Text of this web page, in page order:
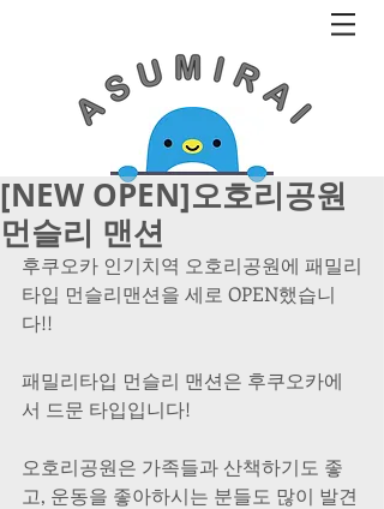
[NEW OPEN]오호리공원
먼슬리 맨션
후쿠오카 인기치역 오호리공원에 패밀리
타입 먼슬리맨션을 세로 OPEN했습니
다!!
패밀리타입 먼슬리 맨션은 후쿠오카에
서 드문 타입입니다!
오호리공원은 가족들과 산책하기도 좋
고, 운동을 좋아하시는 분들도 많이 발견